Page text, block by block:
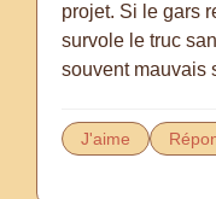
projet. Si le gars
survole le truc
souvent mauvais
J'aime